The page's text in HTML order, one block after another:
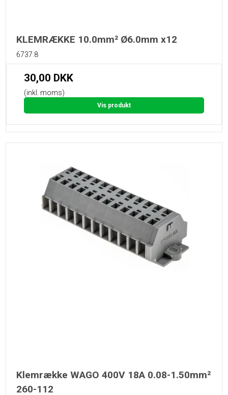
KLEMRÆKKE 10.0mm² Ø6.0mm x12
6737.8
30,00 DKK
(inkl. moms)
Vis produkt
Klemrække WAGO 400V 18A 0.08-1.50mm²
260-112